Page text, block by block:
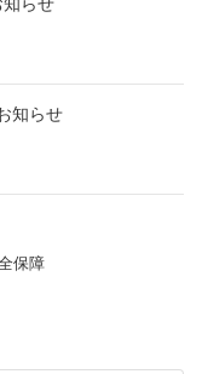
知らせ
知らせ
保障